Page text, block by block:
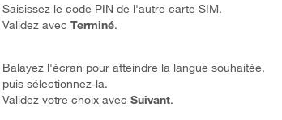
Saisissez le code PIN de l'autre carte SIM.
Validez avec Terminé.
Balayez l'écran pour atteindre la langue souhaitée,
puis sélectionnez-la.
Validez votre choix avec Suivant.